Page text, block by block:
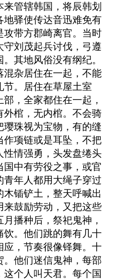
管辖韩国，将辰韩划
地驿使传达音迅难免有
攻带方郡崎离官。当时
刘茂起兵讨伐，弓遵
其地风俗没有纲纪。
混杂居住在一起，不能
。居住在草屋土室
，全家都住在一起，
外棺，无内棺。不会骑
珠视为宝物，有的缝
作项链或是耳坠，不把
性情强勇，头发盘绻头
国中有劳役之事，或官
青年人都用大绳子穿过
锸铲土，整天呼喊出
来鼓励劳动，又把这些
播种后，祭祀鬼神，
饮。他们跳的舞有几十
应，节奏很像铎舞。十
。他们迷信鬼神，每部
个人叫天君。每个国